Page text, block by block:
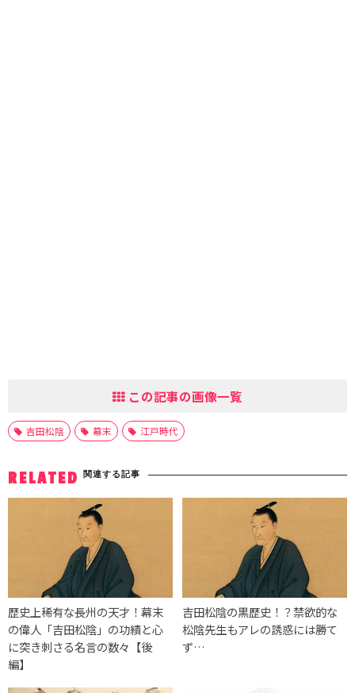
この記事の画像一覧
吉田松陰 幕末 江戸時代
RELATED 関連する記事
歴史上稀有な長州の天才！幕末
の偉人「吉田松陰」の功績と心
に突き刺さる名言の数々【後
編】
吉田松陰の黒歴史！？禁欲的な
松陰先生もアレの誘惑には勝て
ず…